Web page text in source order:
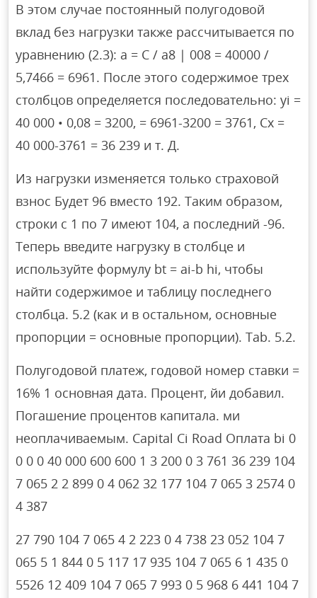
В этом случае постоянный полугодовой
вклад без нагрузки также рассчитывается по
уравнению (2.3): а = С / а8 | 008 = 40000 /
5,7466 = 6961. После этого содержимое трех
столбцов определяется последовательно: yi =
40 000 • 0,08 = 3200, = 6961-3200 = 3761, Cx =
40 000-3761 = 36 239 и т. Д.
Из нагрузки изменяется только страховой
взнос Будет 96 вместо 192. Таким образом,
строки с 1 по 7 имеют 104, а последний -96.
Теперь введите нагрузку в столбце и
используйте формулу bt = ai-b hi, чтобы
найти содержимое и таблицу последнего
столбца. 5.2 (как и в остальном, основные
пропорции = основные пропорции). Tab. 5.2.
Полугодовой платеж, годовой номер ставки =
16% 1 основная дата. Процент, йи добавил.
Погашение процентов капитала. ми
неоплачиваемым. Capital Ci Road Оплата bi 0
0 0 0 40 000 600 600 1 3 200 0 3 761 36 239 104
7 065 2 2 899 0 4 062 32 177 104 7 065 3 2574 0
4 387
27 790 104 7 065 4 2 223 0 4 738 23 052 104 7
065 5 1 844 0 5 117 17 935 104 7 065 6 1 435 0
5526 12 409 104 7 065 7 993 0 5 968 6 441 104 7